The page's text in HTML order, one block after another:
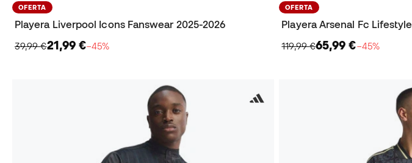
OFERTA
Playera Liverpool Icons Fanswear 2025-2026
39,99 €21,99 €−45%
OFERTA
Playera Arsenal Fc
119,99 €65,99 €−45%